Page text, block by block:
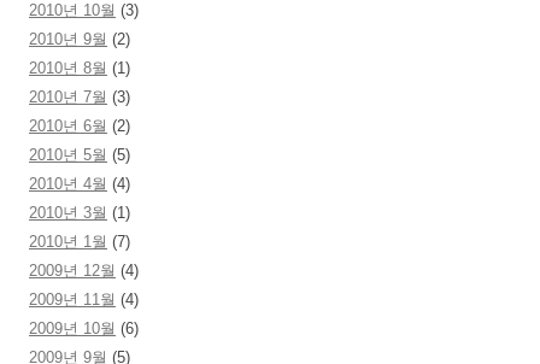
2010년 10월 (3)
2010년 9월 (2)
2010년 8월 (1)
2010년 7월 (3)
2010년 6월 (2)
2010년 5월 (5)
2010년 4월 (4)
2010년 3월 (1)
2010년 1월 (7)
2009년 12월 (4)
2009년 11월 (4)
2009년 10월 (6)
2009년 9월 (5)